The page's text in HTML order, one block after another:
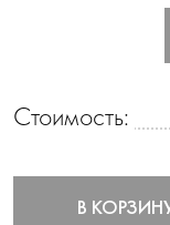
Стоимость:
В